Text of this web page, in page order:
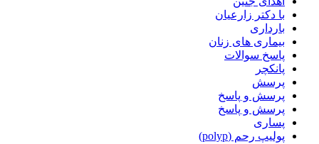
با دکتر زارعیان
بارداری
بیماری های زنان
پاسخ سوالات
پانکچر
پرسش
پرسش و پاسخ
پرسش و پاسخ
پساری
پولیپ رحم (polyp)